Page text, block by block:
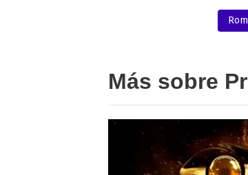
Más sobre